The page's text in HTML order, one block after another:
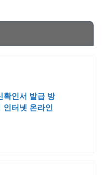
확인서 발급 방
인터넷 온라인